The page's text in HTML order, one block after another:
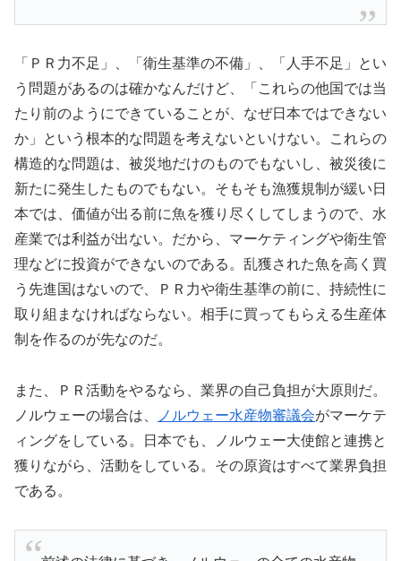
「ＰＲ力不足」、「衛生基準の不備」、「人手不足」とい
う問題があるのは確かなんだけど、「これらの他国では当
たり前のようにできていることが、なぜ日本ではできない
か」という根本的な問題を考えないといけない。これらの
構造的な問題は、被災地だけのものでもないし、被災後に
新たに発生したものでもない。そもそも漁獲規制が緩い日
本では、価値が出る前に魚を獲り尽くしてしまうので、水
産業では利益が出ない。だから、マーケティングや衛生管
理などに投資ができないのである。乱獲された魚を高く買
う先進国はないので、ＰＲ力や衛生基準の前に、持続性に
取り組まなければならない。相手に買ってもらえる生産体
制を作るのが先なのだ。
また、ＰＲ活動をやるなら、業界の自己負担が大原則だ。
ノルウェーの場合は、
ノルウェー水産物審議会がマーケテ
ィングをしている。日本でも、ノルウェー大使館と連携と
獲りながら、活動をしている。その原資はすべて業界負担
である。